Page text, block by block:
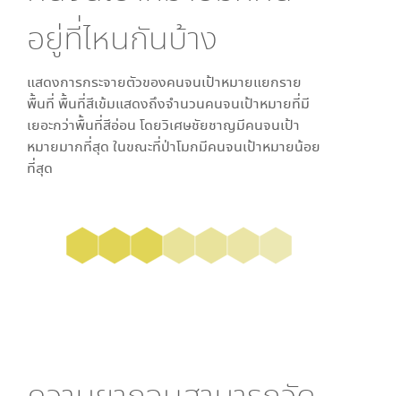
อยู่ที่ไหนกันบ้าง
แสดงการกระจายตัวของคนจนเป้าหมายแยกราย
พื้นที่ พื้นที่สีเข้มแสดงถึงจำนวนคนจนเป้าหมายที่มี
เยอะกว่าพื้นที่สีอ่อน โดยวิเศษชัยชาญมีคนจนเป้า
หมายมากที่สุด ในขณะที่ป่าโมกมีคนจนเป้าหมายน้อย
ที่สุด